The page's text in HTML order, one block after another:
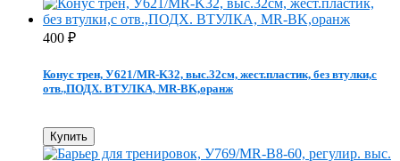
400 ₽
Конус трен, У621/MR-K32, выс.32см, жест.пластик, без втулки,с
отв.,ПОДХ. ВТУЛКА, MR-BK,оранж
Купить